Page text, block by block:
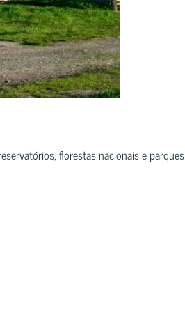
florestas nacionais e parques